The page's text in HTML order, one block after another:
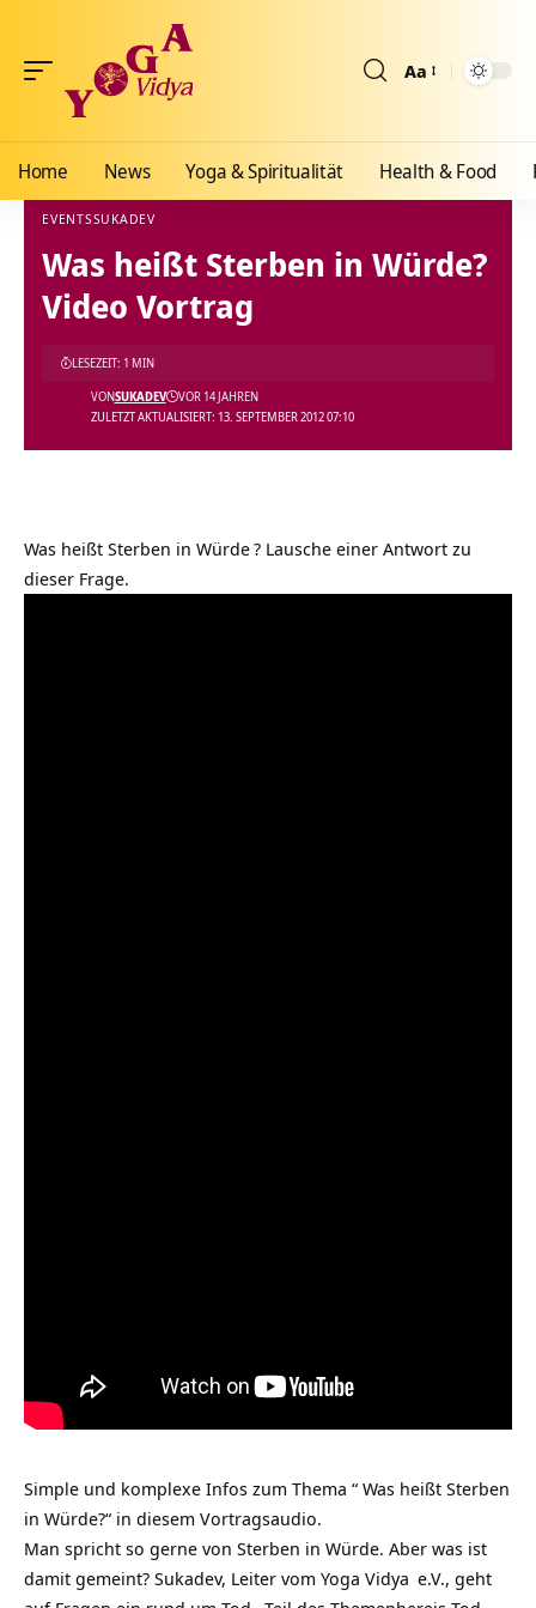
Aa
Home News Yoga & Spiritualität Health & Food
Yoga Vidya Blog - Yoga, Meditation und Ayurveda >Blog > News>Events>Was
EVENTSSUKADEV
Was heißt Sterben in Würde?
Video Vortrag
ZULETZT AKTUALISIERT: 13. SEPTEMBER 2012 07:10
VONSUKADEV VOR 14 JAHREN
LESEZEIT: 1 MIN
Was heißt Sterben in Würde? Lausche einer Antwort zu
dieser Frage.
Simple und komplexe Infos zum Thema “ Was heißt Sterben
in Würde?“ in diesem Vortragsaudio.
Man spricht so gerne von Sterben in Würde. Aber was ist
damit gemeint? Sukadev, Leiter vom Yoga Vidya e.V., geht